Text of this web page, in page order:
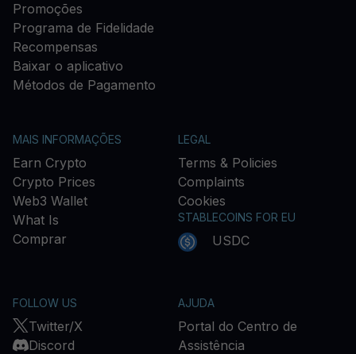
Promoções
Programa de Fidelidade
Recompensas
Baixar o aplicativo
Métodos de Pagamento
MAIS INFORMAÇÕES
Earn Crypto
Crypto Prices
Web3 Wallet
What Is
Comprar
LEGAL
Terms & Policies
Complaints
Cookies
STABLECOINS FOR EU
USDC
FOLLOW US
Twitter/X
Discord
AJUDA
Portal do Centro de
Assistência